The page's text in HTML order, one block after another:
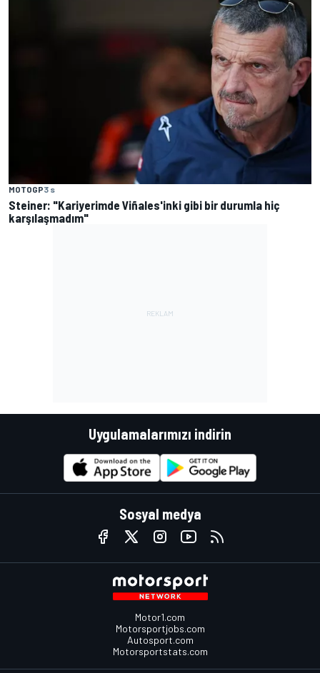
MOTOGP3 s
Steiner: "Kariyerimde Viñales'inki gibi bir durumla hiç
karşılaşmadım"
Uygulamalarımızı indirin
Sosyal medya
Motor1.com
Motorsportjobs.com
Autosport.com
Motorsportstats.com